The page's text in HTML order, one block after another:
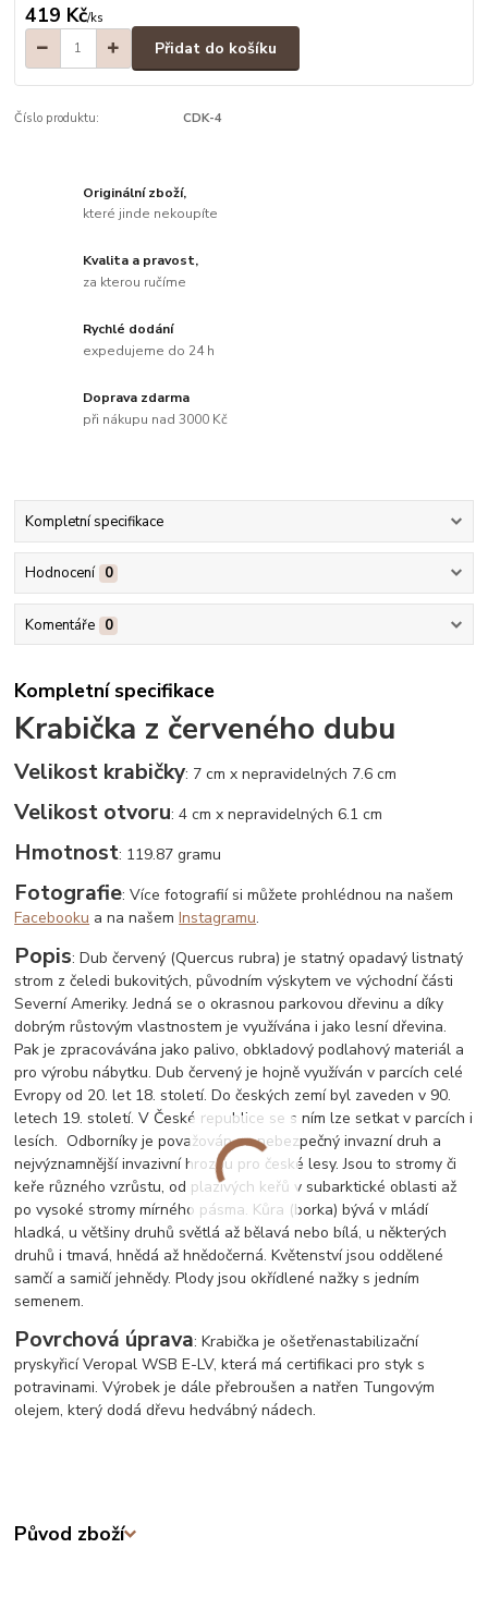
419 Kč/ks
Přidat do košíku
Číslo produktu: CDK-4
Originální zboží,
které jinde nekoupíte
Kvalita a pravost,
za kterou ručíme
Rychlé dodání
expedujeme do 24 h
Doprava zdarma
při nákupu nad 3000 Kč
Kompletní specifikace
Hodnocení 0
Komentáře 0
Kompletní specifikace
Krabička z červeného dubu
Velikost krabičky: 7 cm x nepravidelných 7.6 cm
Velikost otvoru: 4 cm x nepravidelných 6.1 cm
Hmotnost: 119.87 gramu
Fotografie: Více fotografií si můžete prohlédnou na našem
Facebooku a na našemInstagramu.
Popis: Dub červený (Quercus rubra) je statný opadavý listnatý
strom z čeledi bukovitých, původním výskytem ve východní části
Severní Ameriky. Jedná se o okrasnou parkovou dřevinu a díky
dobrým růstovým vlastnostem je využívána i jako lesní dřevina.
Pak je zpracovávána jako palivo, obkladový podlahový materiál a
pro výrobu nábytku. Dub červený je hojně využíván v parcích celé
Evropy od 20. let 18. století. Do českých zemí byl zaveden v 90.
letech 19. století. V České republice se s ním lze setkat v parcích i
lesích. Odborníky je považován za nebezpečný invazní druh a
nejvýznamnější invazivní hrozbu pro české lesy. Jsou to stromy či
keře různého vzrůstu, od plazivých keřů v subarktické oblasti až
po vysoké stromy mírného pásma. Kůra (borka) bývá v mládí
hladká, u většiny druhů světlá až bělavá nebo bílá, u některých
druhů i tmavá, hnědá až hnědočerná. Květenství jsou oddělené
samčí a samičí jehnědy. Plody jsou okřídlené nažky s jedním
semenem.
Povrchová úprava: Krabička je ošetřenastabilizační
pryskyřicí Veropal WSB E-LV, která má certifikaci pro styk s
potravinami. Výrobek je dále přebroušen a natřen Tungovým
olejem, který dodá dřevu hedvábný nádech.
Původ zboží